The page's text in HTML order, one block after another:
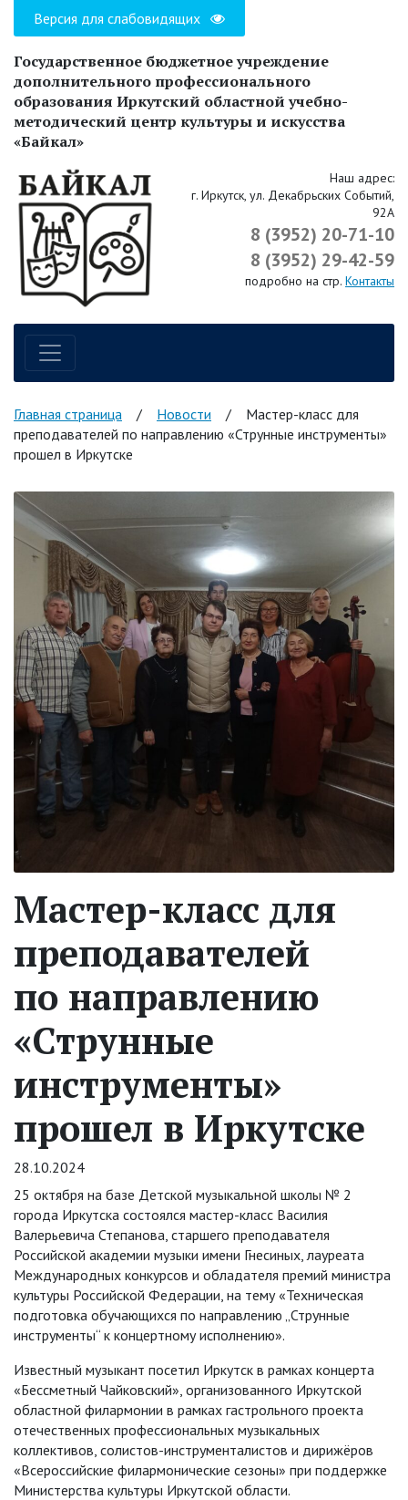
Версия для слабовидящих
Государственное бюджетное учреждение
дополнительного профессионального
образования Иркутский областной учебно-
методический центр культуры и искусства
«Байкал»
Наш адрес:
г. Иркутск, ул. Декабрьских Событий,
92А
8 (3952) 20-71-10
8 (3952) 29-42-59
подробно на стр. Контакты
Навигация по сайту
Главная страница / Новости /
Мастер-класс для
преподавателей по направлению «Струнные инструменты»
прошел в Иркутске
Мастер-класс для
преподавателей
по направлению
«Струнные
инструменты»
прошел в Иркутске
28.10.2024
25 октября на базе Детской музыкальной школы № 2
города Иркутска состоялся мастер-класс Василия
Валерьевича Степанова, старшего преподавателя
Российской академии музыки имени Гнесиных, лауреата
Международных конкурсов и обладателя премий министра
культуры Российской Федерации, на тему «Техническая
подготовка обучающихся по направлению „Струнные
инструменты“ к концертному исполнению».
Известный музыкант посетил Иркутск в рамках концерта
«Бессметный Чайковский», организованного Иркутской
областной филармонии в рамках гастрольного проекта
отечественных профессиональных музыкальных
коллективов, солистов-инструменталистов и дирижёров
«Всероссийские филармонические сезоны» при поддержке
Министерства культуры Иркутской области.